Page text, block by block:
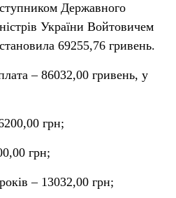
Державного
України Войтовичем
69255,76 гривень.
– 86032,00 гривень, у
грн;
грн;
– 13032,00 грн;